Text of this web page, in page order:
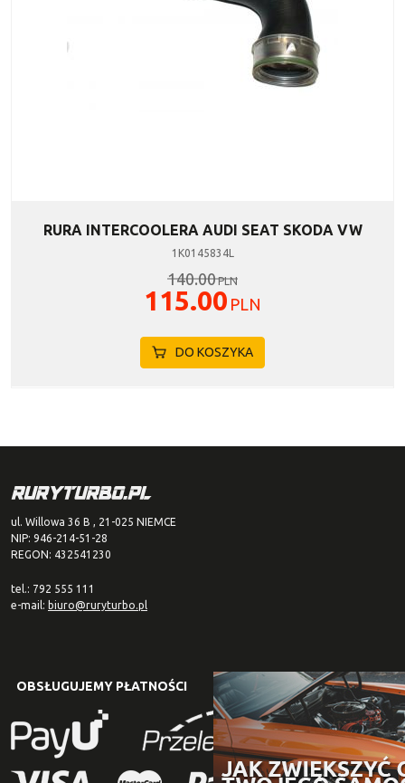
RURA INTERCOOLERA AUDI SEAT SKODA VW
1K0145834L
140.00PLN
115.00 PLN
DO KOSZYKA
ul. Willowa 36 B , 21-025 NIEMCE
NIP: 946-214-51-28
REGON: 432541230
tel.: 792 555 111
e-mail: biuro@ruryturbo.pl
OBSŁUGUJEMY PŁATNOŚCI